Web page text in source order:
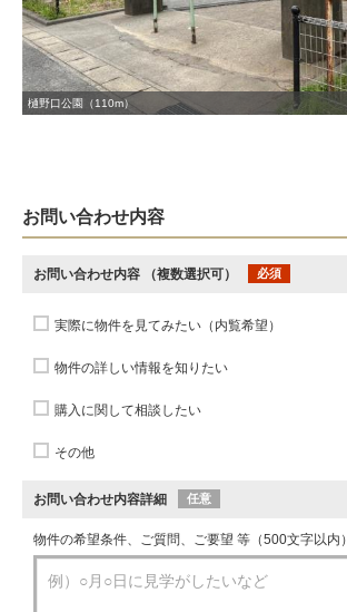
樋野口公園（110m）
お問い合わせ内容
お問い合わせ内容 （複数選択可） 必須
実際に物件を見てみたい（内覧希望）
物件の詳しい情報を知りたい
購入に関して相談したい
その他
お問い合わせ内容詳細 任意
物件の希望条件、ご質問、ご要望 等（500文字以内）